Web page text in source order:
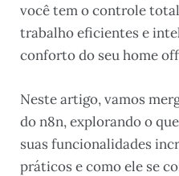
você tem o controle
trabalho eficientes e
conforto do seu home
Neste artigo, vamos
do n8n, explorando o
suas funcionalidades
práticos e como ele se